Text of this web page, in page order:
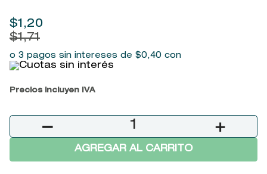
$1 ,20
$1,71
o 3 pagos sin intereses de $0,40 con
Precios incluyen IVA
＋
－
AGREGAR AL CARRITO